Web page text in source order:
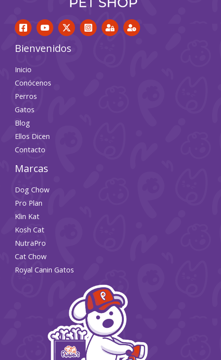
Bienvenidos
Inicio
Conócenos
Perros
Gatos
Blog
Ellos Dicen
Contacto
Marcas
Dog Chow
Pro Plan
Klin Kat
Kosh Cat
NutraPro
Cat Chow
Royal Canin Gatos